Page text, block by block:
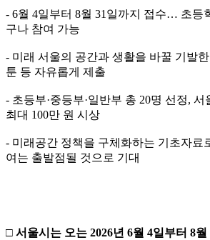
- 6월 4일부터 8월 31일까지 접수… 초등
구나 참여 가능
- 미래 서울의 공간과 생활을 바꿀 기발
툰 등 자유롭게 제출
- 초등부·중등부·일반부 총 20명 선정,
최대 100만 원 시상
- 미래공간 정책을 구체화하는 기초자료
여는 출발점될 것으로 기대
□ 서울시는 오는 2026년 6월 4일부터 8월